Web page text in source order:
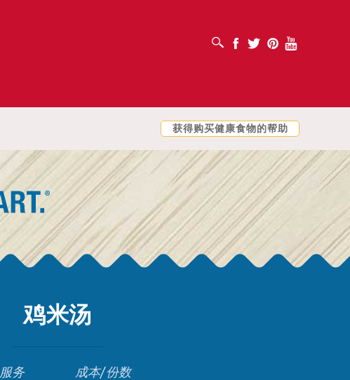
打开搜索框 Facebook
Twitter PinterestYoutube
获得购买健康食物的帮助
鸡米汤
服务 成本/份数